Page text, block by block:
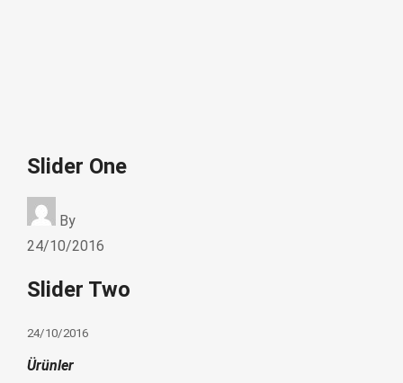
Slider One
By
24/10/2016
Slider Two
24/10/2016
Ürünler